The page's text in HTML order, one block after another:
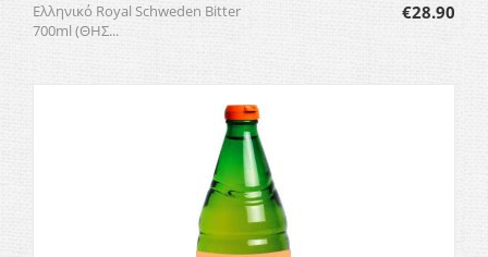
Ελληνικό Royal Schweden Bitter
700ml (ΘΗΣ...
€28.90